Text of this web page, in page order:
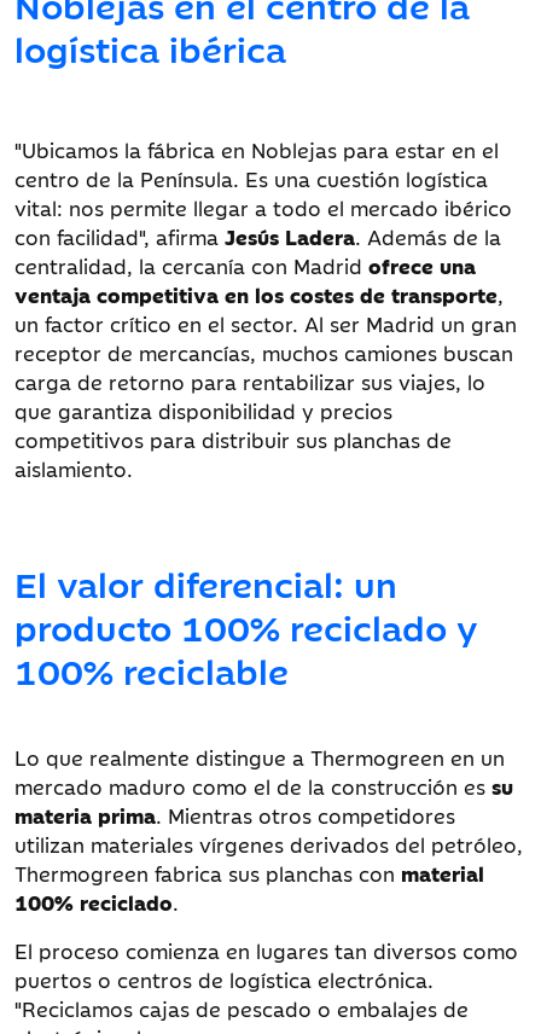
logística ibérica
"Ubicamos la fábrica en Noblejas para estar en el
centro de la Península. Es una cuestión logística
vital: nos permite llegar a todo el mercado ibérico
con facilidad", afirma Jesús Ladera. Además de la
centralidad, la cercanía con Madrid ofrece una
ventaja competitiva en los costes de transporte,
un factor crítico en el sector. Al ser Madrid un gran
receptor de mercancías, muchos camiones buscan
carga de retorno para rentabilizar sus viajes, lo
que garantiza disponibilidad y precios
competitivos para distribuir sus planchas de
aislamiento.
El valor diferencial: un
producto 100% reciclado y
100% reciclable
Lo que realmente distingue a Thermogreen en un
mercado maduro como el de la construcción es su
materia prima. Mientras otros competidores
utilizan materiales vírgenes derivados del petróleo,
Thermogreen fabrica sus planchas con material
100% reciclado.
El proceso comienza en lugares tan diversos como
puertos o centros de logística electrónica.
"Reciclamos cajas de pescado o embalajes de